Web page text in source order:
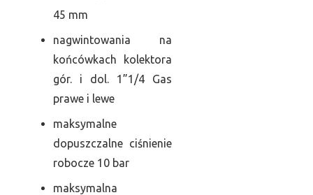
45 mm
nagwintowania na
końcówkach kolektora
gór. i dol. 1”1/4 Gas
prawe i lewe
maksymalne
dopuszczalne ciśnienie
robocze 10 bar
maksymalna